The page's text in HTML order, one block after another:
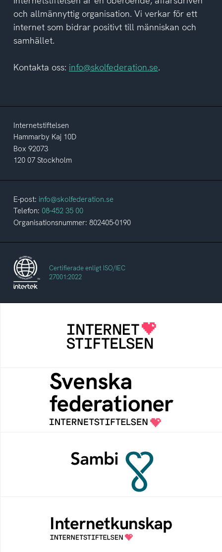
och allmännyttig organisation. Vi verkar för ett
internet som bidrar positivt till människan och
samhället.
Kontakta oss: info@skolfederation.se.
Internetstiftelsen
Hammarby Kaj 10D
Box 92073
120 07 Stockholm
E-post: info@skolfederation.se
Telefon: 08-452 35 00
Organisationsnummer: 802405-0190
Certifierade enligt ISO/IEC
27001:2022
Internetstiftelsen verkar för ett internet som
bidrar positivt till människan och samhället
Svenska federationer
Grunden för medlemskap i en sektors- eller
kontextspecifik federation
Sambi möjliggör en säker åtkomst till
digitala tjänster för sektorn vård, hälsa och
Samlad kunskap som hjälper dig att bli en
säker och medveten internetanvändare